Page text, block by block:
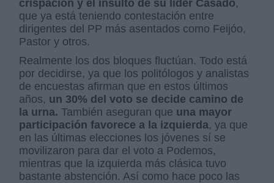
crispación y el insulto de su líder Casado,
que ya está teniendo contestación entre
dirigentes del PP más asentados como Feijóo,
Pastor y otros.
Realmente los dos bloques fluctúan. Todo está
por decidirse, ya que los politólogos y analistas
de encuestas afirman que en estos últimos
años, un 30% del voto se decide camino de
la urna. También aseguran que una mayor
participación favorece a la izquierda, ya que
en las últimas elecciones los jóvenes sí se
movilizaron para dar el voto a Podemos,
mientras que la izquierda más clásica tuvo
bastante abstención. Así como hace poco las